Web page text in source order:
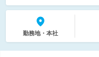
勤務地・本社